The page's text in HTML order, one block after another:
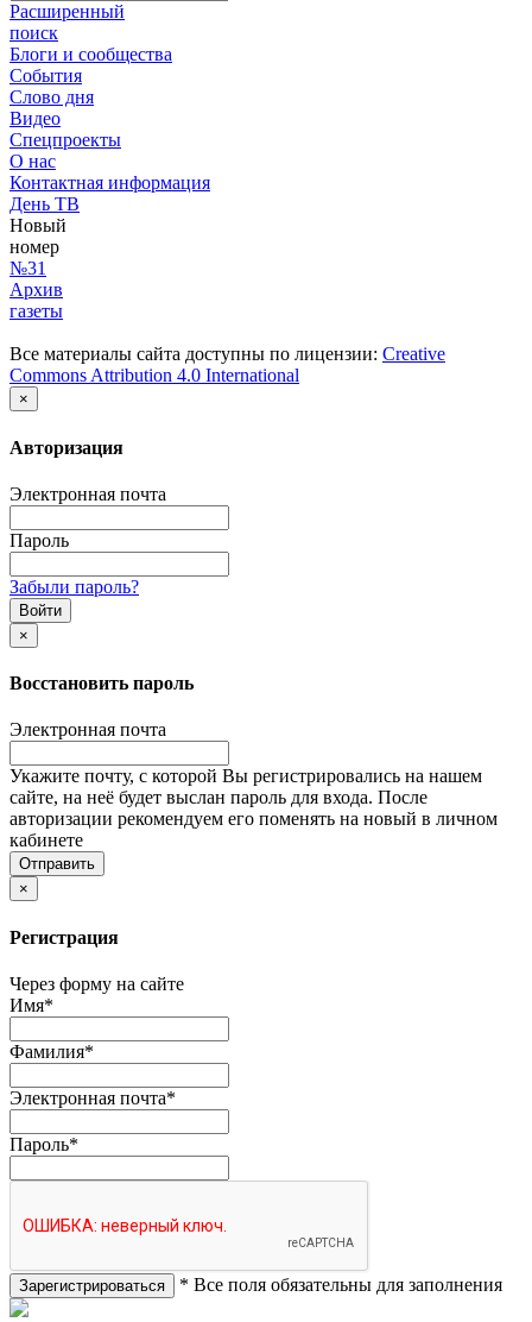
Расширенный
поиск
Блоги и сообщества
События
Слово дня
Видео
Спецпроекты
О нас
Контактная информация
День ТВ
Новый
номер
№31
Архив
газеты
Все материалы сайта доступны по лицензии: Creative
Commons Attribution 4.0 International
×
Авторизация
Электронная почта
Пароль
Забыли пароль?
×
Восстановить пароль
Электронная почта
Укажите почту, с которой Вы регистрировались на нашем
сайте, на неё будет выслан пароль для входа. После
авторизации рекомендуем его поменять на новый в личном
кабинете
×
Регистрация
Через форму на сайте
Имя*
Фамилия*
Электронная почта*
Пароль*
Зарегистрироваться * Все поля обязательны для заполнения